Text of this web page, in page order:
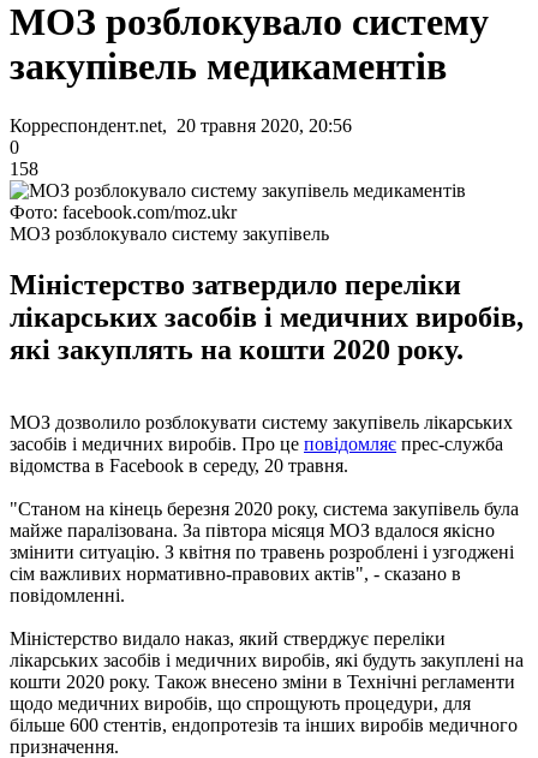
МОЗ розблокувало систему
закупівель медикаментів
Корреспондент.net, 20 травня 2020, 20:56
0
158
Фото: facebook.com/moz.ukr
МОЗ розблокувало систему закупівель
Міністерство затвердило переліки
лікарських засобів і медичних виробів,
які закуплять на кошти 2020 року.
МОЗ дозволило розблокувати систему закупівель лікарських
засобів і медичних виробів. Про це повідомляє прес-служба
відомства в Facebook в середу, 20 травня.
"Станом на кінець березня 2020 року, система закупівель була
майже паралізована. За півтора місяця МОЗ вдалося якісно
змінити ситуацію. З квітня по травень розроблені і узгоджені
сім важливих нормативно-правових актів", - сказано в
повідомленні.
Міністерство видало наказ, який стверджує переліки
лікарських засобів і медичних виробів, які будуть закуплені на
кошти 2020 року. Також внесено зміни в Технічні регламенти
щодо медичних виробів, що спрощують процедури, для
більше 600 стентів, ендопротезів та інших виробів медичного
призначення.